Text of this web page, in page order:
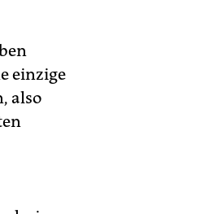
einzige
also